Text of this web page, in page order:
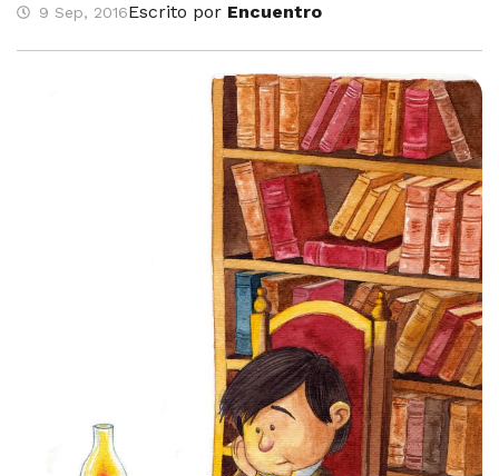
9 Sep, 2016Escrito por Encuentro